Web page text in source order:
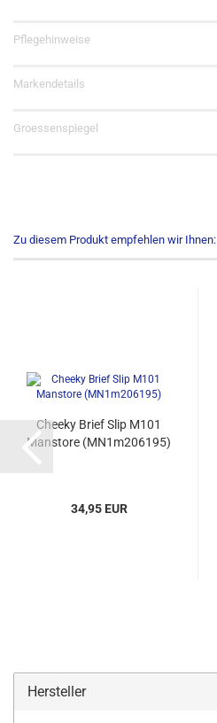
Pflegehinweise
Markendetails
Groessenspiegel
Zu diesem Produkt empfehlen wir Ihnen:
Cheeky Brief Slip M101
Manstore (MN1m206195)
34,95 EUR
Hersteller